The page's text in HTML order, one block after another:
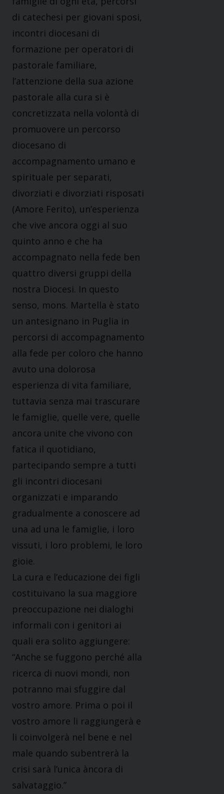
di catechesi per giovani sposi,
incontri diocesani di
formazione per operatori di
pastorale familiare,
l’attenzione della sua azione
pastorale alla cura si è
concretizzata nella volontà di
promuovere un percorso
diocesano di
accompagnamento umano e
spirituale per separati,
divorziati e divorziati risposati
(Amore Ferito), un’esperienza
che vive ancora oggi al suo
quinto anno e che ha
accompagnato nella fede ben
quattro diversi gruppi della
nostra Diocesi. In questo
senso, mons. Martella è stato
un antesignano in Puglia in
percorsi di accompagnamento
alla fede per coloro che hanno
avuto una dolorosa
esperienza di vita familiare,
tuttavia senza mai trascurare
le famiglie, quelle vere, quelle
ancora unite che vivono con
fatica il quotidiano,
partecipando sempre a tutti
gli incontri diocesani
organizzati e imparando
gradualmente a conoscere ad
una ad una le famiglie, i loro
vissuti, i loro problemi, le loro
gioie.
La cura e l’educazione dei figli
costituivano la sua maggiore
preoccupazione nei dialoghi
informali con i genitori ai
quali era solito aggiungere:
“Anche se fuggono perché alla
ricerca di nuovi mondi, non
potranno mai sfuggire dal
vostro amore. Prima o poi il
vostro amore li raggiungerà e
li coinvolgerà nel bene e nel
male quando subentrerà la
crisi sarà l’unica àncora di
salvataggio.”